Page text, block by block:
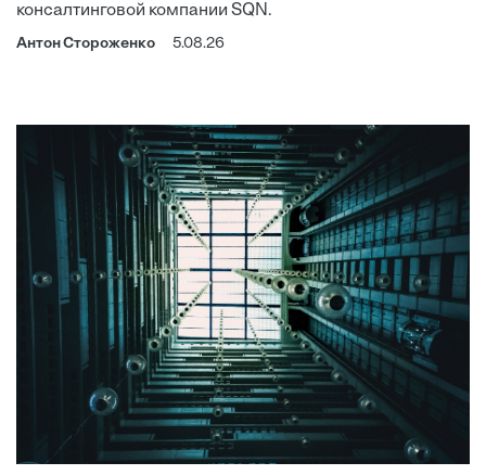
консалтинговой компании SQN.
Антон Стороженко 5.08.26